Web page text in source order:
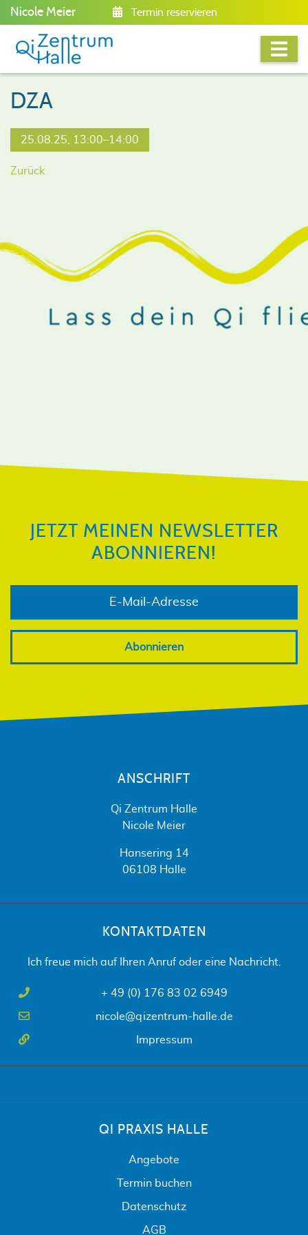
Nicole Meier Termin reservieren
DZA
25.08.25, 13:00–14:00
Zurück
JETZT MEINEN NEWSLETTER
ABONNIEREN!
Abonnieren
ANSCHRIFT
Qi Zentrum Halle
Nicole Meier
Hansering 14
06108 Halle
KONTAKTDATEN
Ich freue mich auf Ihren Anruf oder eine Nachricht.
+ 49 (0) 176 83 02 6949
nicole@qizentrum-halle.de
Impressum
QI PRAXIS HALLE
Angebote
Termin buchen
Datenschutz
AGB